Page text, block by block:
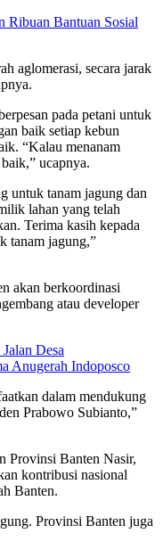
Ribuan Bantuan Sosial
aglomerasi, secara jarak
pada petani untuk
baik setiap kebun
“Kalau menanam
ucapnya.
untuk tanam jagung dan
lahan yang telah
Terima kasih kepada
tanam jagung,”
akan berkoordinasi
atau developer
Desa
Anugerah Indoposco
dalam mendukung
Prabowo Subianto,”
Provinsi Banten Nasir,
kontribusi nasional
Banten.
Provinsi Banten juga